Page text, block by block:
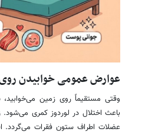
عوارض عمومی خوابیدن
وقتی مستقیماً روی زمین
باعث اختلال در لوردوز کمری
عضلات اطراف ستون فقرات می‌گردد.